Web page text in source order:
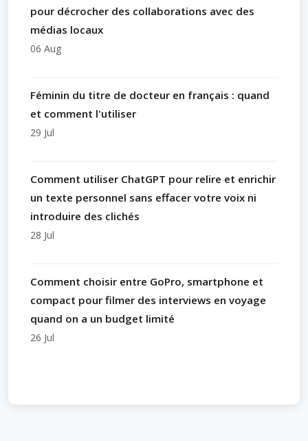
pour décrocher des collaborations avec des
médias locaux
06 Aug
Féminin du titre de docteur en français : quand
et comment l'utiliser
29 Jul
Comment utiliser ChatGPT pour relire et enrichir
un texte personnel sans effacer votre voix ni
introduire des clichés
28 Jul
Comment choisir entre GoPro, smartphone et
compact pour filmer des interviews en voyage
quand on a un budget limité
26 Jul